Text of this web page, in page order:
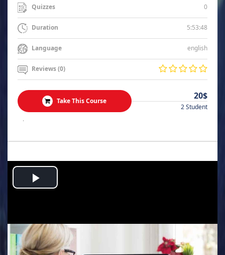
Quizzes 0
Duration 5:53:48
Language english
Reviews (0)
Take This Course 20$
2 Student
.
Play